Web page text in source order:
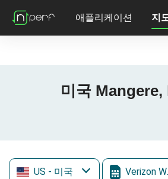
애플리케이션 지
미국
US - 미국